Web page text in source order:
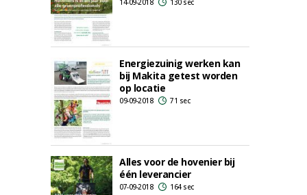
14-09-2018 130 sec
Energiezuinig werken kan
bij Makita getest worden
op locatie
09-09-2018 71 sec
Alles voor de hovenier bij
één leverancier
07-09-2018 164 sec